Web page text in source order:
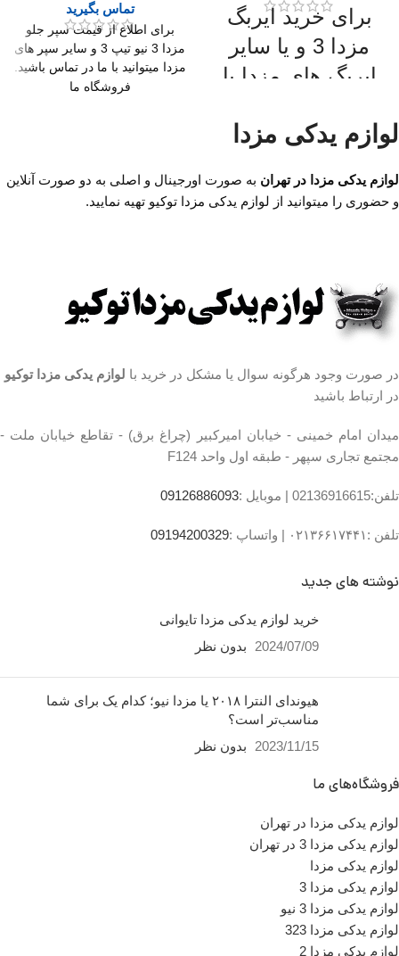
برای خرید ایربگ
مزدا 3 و یا سایر
ایربگ های مزدا با
میدان امام خمینی،خیابان
،تقاطع خیابان ملت
،مجتمع تجاری سپهر،طبقه
ساعت کار فروشگاهروزهای
ما : تلفن 02136617441 موبایل
۰۹۱۲۶۸۸۶۰۹۳ واتساپ
۰۹۱۹۴۲۰۰۳۲۹
سازنده
تعداد در بسته بندی
مناسب برای
تماس بگیرید
برای اطلاع از قیمت سپر جلو
مزدا 3 نیو تیپ 3 و سایر سپر های
مزدا میتوانید با ما در تماس باشید.
فروشگاه ما
،مجتمع تجاری سپهر،طبقه
اول واحد F124
۰۹۱۲۶۸۸۶۰۹۳ واتساپ
۰۹۱۹۴۲۰۰۳۲۹
لوازم یدکی مزدا
لوازم یدکی مزدا در تهران به صورت اورجینال و اصلی به دو صورت آنلاین
و حضوری را میتوانید از لوازم یدکی مزدا توکیو تهیه نمایید.
در صورت وجود هرگونه سوال یا مشکل در خرید با لوازم یدکی مزدا توکیو
در ارتباط باشید
میدان امام خمینی - خیابان امیرکبیر (چراغ برق) - تقاطع خیابان ملت -
مجتمع تجاری سپهر - طبقه اول واحد F124
تلفن:02136916615 | موبایل :09126886093
تلفن :۰۲۱۳۶۶۱۷۴۴۱ | واتساپ :09194200329
نوشته های جدید
خرید لوازم یدکی مزدا تایوانی
2024/07/09 بدون نظر
هیوندای النترا ۲۰۱۸ یا مزدا نیو؛ کدام یک برای شما
مناسب‌تر است؟
2023/11/15 بدون نظر
فروشگاه‌های ما
لوازم یدکی مزدا در تهران
لوازم یدکی مزدا 3 در تهران
لوازم یدکی مزدا
لوازم یدکی مزدا 3
لوازم یدکی مزدا 3 نیو
لوازم یدکی مزدا 323
لوازم یدکی مزدا 2